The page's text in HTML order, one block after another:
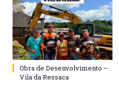
Obra de Desenvolvimento –
Vila da Ressaca